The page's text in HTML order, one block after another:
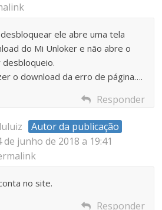
ele abre uma tela
do Mi Unloker e não abre o
o download da erro de página….
Responder
Autor da publicação
de junho de 2018 a 19:41
no site.
Responder